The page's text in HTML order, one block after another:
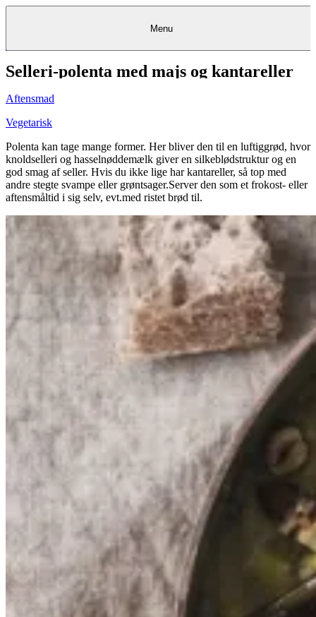
KantineKantineKantine
FrokostordningFrokostordningFrokostordning
Catering
Madkurser
& Teambuilding
Opskrifter
RestauranterRestauranter&&BagerierBagerierRestauranter &
Bagerier
Foodservice
Detail
Projekter
rådgivning
EventkalenderEventkalenderEventkalender
Køb Købgavekort gavekort Køb gavekort
KundeserviceKundeserviceKundeservice
Menu
Selleri-polenta med majs og kantareller
Aftensmad
Vegetarisk
Polenta kan tage mange former. Her bliver den til en luftiggrød, hvor
knoldselleri og hasselnøddemælk giver en silkeblødstruktur og en
god smag af seller. Hvis du ikke lige har kantareller, så top med
andre stegte svampe eller grøntsager.Server den som et frokost- eller
aftensmåltid i sig selv, evt.med ristet brød til.